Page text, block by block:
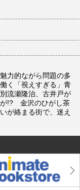
力的ながら問題の多
く「視えすぎる」青
流瀬隆治、古井戸が
が!? 金沢のひがし茶
が絡まる街で、迷え